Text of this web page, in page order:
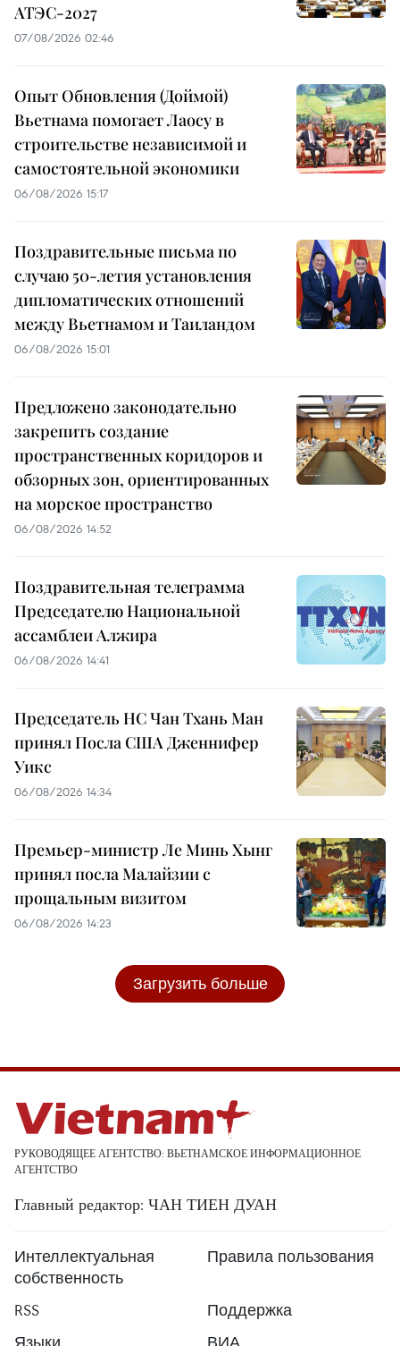
АТЭС-2027
07/08/2026 02:46
Опыт Обновления (Доймой)
Вьетнама помогает Лаосу в
строительстве независимой и
самостоятельной экономики
06/08/2026 15:17
Поздравительные письма по
случаю 50-летия установления
дипломатических отношений
между Вьетнамом и Таиландом
06/08/2026 15:01
Предложено законодательно
закрепить создание
пространственных коридоров и
обзорных зон, ориентированных
на морское пространство
06/08/2026 14:52
Поздравительная телеграмма
Председателю Национальной
ассамблеи Алжира
06/08/2026 14:41
Председатель НС Чан Тхань Ман
принял Посла США Дженнифер
Уикс
06/08/2026 14:34
Премьер-министр Ле Минь Хынг
принял посла Малайзии с
прощальным визитом
06/08/2026 14:23
Загрузить больше
РУКОВОДЯЩЕЕ АГЕНТСТВО: ВЬЕТНАМСКОЕ ИНФОРМАЦИОННОЕ
АГЕНТСТВО
Главный редактор: ЧАН ТИЕН ДУАН
Интеллектуальная
собственность
Правила пользования
RSS
Поддержка
Языки
ВИА